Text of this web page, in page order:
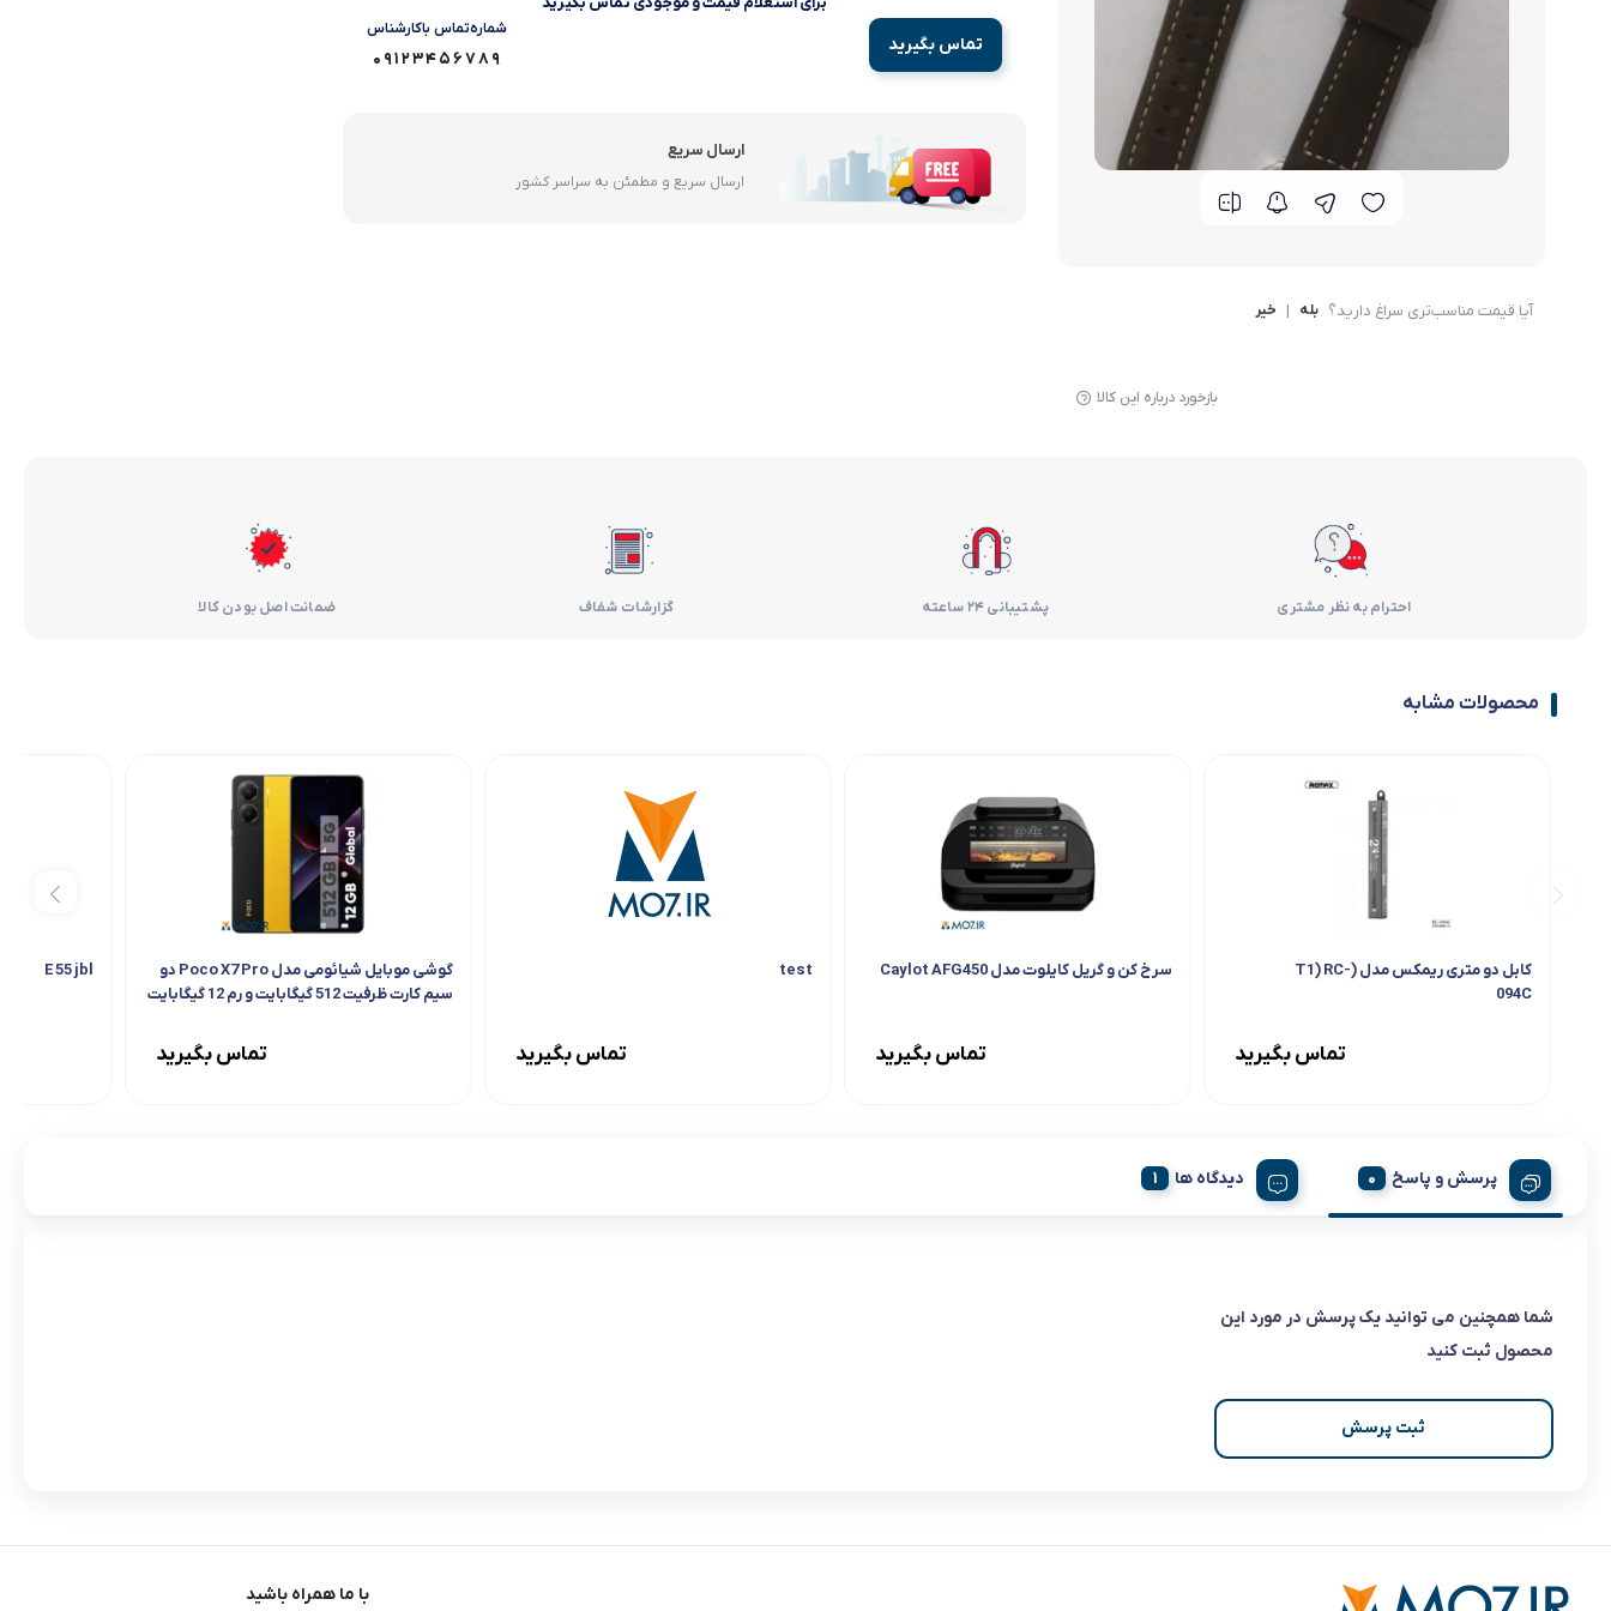
گوشی موتورولا
گوشی نوکیا
گوشی وان پلاس
گوشی اچ تی سی
گوشی کاترپیلار
آرام پز
توستر
قهوه ساز
مایکروویو
مخلوط کن
همزن
آیا قیمت مناسب‌تری سراغ دارید؟ بله | خیر
بازخورد درباره این کالا
تماس بگیرید
شماره‌تماس‌ با‌کارشناس
09123456789
ارسال سریع
ارسال سریع و مطمئن به سراسر کشور
احترام به نظر مشتری پشتیبانی 24 ساعته گزارشات شفاف ضمانت اصل بودن کالا
محصولات مشابه
کابل دو متری ریمکس مدل (T1) RC-
094C
تماس بگیرید
سرخ کن و گریل کایلوت مدل Caylot AFG450
تماس بگیرید
test
تماس بگیرید
گوشی موبایل شیائومی مدل Poco X7 Pro دو
سیم کارت ظرفیت 512 گیگابایت و رم 12 گیگابایت
تماس بگیرید
E 55 jbl
پرسش و پاسخ دیدگاه ها
شما همچنین می توانید یک پرسش در مورد این
محصول ثبت کنید
ثبت پرسش
با ما همراه باشید